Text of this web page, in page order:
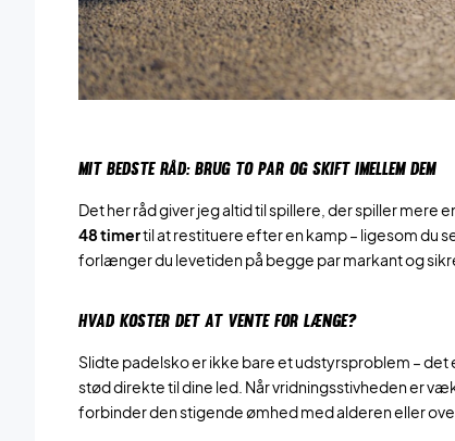
MIT BEDSTE RÅD: BRUG TO PAR OG SKIFT IMELLEM DEM
Det her råd giver jeg altid til spillere, der spiller mere
48 timertil at restituere efter en kamp – ligesom du
forlænger du levetiden på begge par markant og
HVAD KOSTER DET AT VENTE FOR LÆNGE?
Slidte padelsko er ikke bare et udstyrsproblem –
stød direkte til dine led. Når vridningsstivheden er
forbinder den stigende ømhed med alderen eller